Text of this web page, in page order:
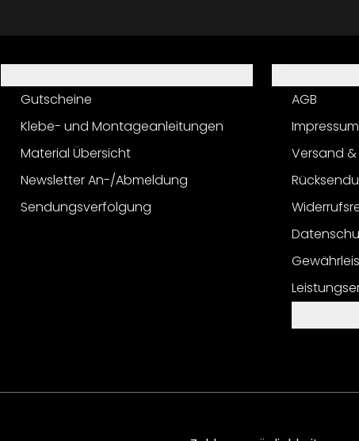
Gutscheine
Klebe- und Montageanleitungen
Material Übersicht
Newsletter An-/Abmeldung
Sendungsverfolgung
AGB
Impressum
Versand